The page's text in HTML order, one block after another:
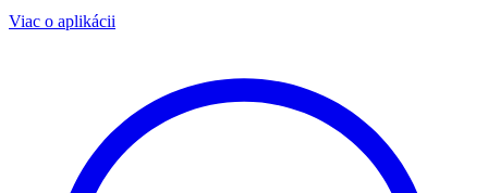
Viac o aplikácii